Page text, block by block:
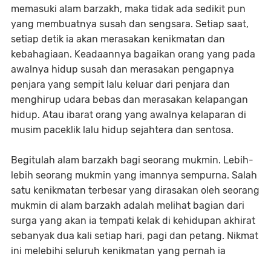
memasuki alam barzakh, maka tidak ada sedikit pun
yang membuatnya susah dan sengsara. Setiap saat,
setiap detik ia akan merasakan kenikmatan dan
kebahagiaan. Keadaannya bagaikan orang yang pada
awalnya hidup susah dan merasakan pengapnya
penjara yang sempit lalu keluar dari penjara dan
menghirup udara bebas dan merasakan kelapangan
hidup. Atau ibarat orang yang awalnya kelaparan di
musim paceklik lalu hidup sejahtera dan sentosa.
Begitulah alam barzakh bagi seorang mukmin. Lebih-
lebih seorang mukmin yang imannya sempurna. Salah
satu kenikmatan terbesar yang dirasakan oleh seorang
mukmin di alam barzakh adalah melihat bagian dari
surga yang akan ia tempati kelak di kehidupan akhirat
sebanyak dua kali setiap hari, pagi dan petang. Nikmat
ini melebihi seluruh kenikmatan yang pernah ia